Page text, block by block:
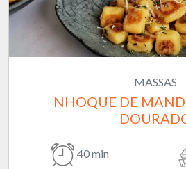
MASSAS
NHOQUE DE
40 min